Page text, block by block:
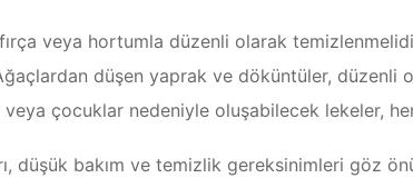
veya hortumla düzenli olarak
düşen yaprak ve döküntüler, düzenli
çocuklar nedeniyle oluşabilecek lekeler,
düşük bakım ve temizlik gereksinimleri göz